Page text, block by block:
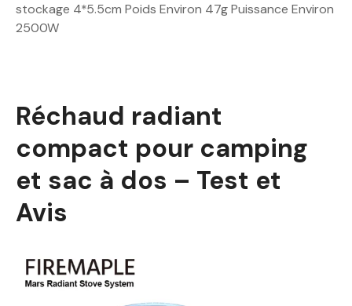
stockage 4*5.5cm Poids Environ 47g Puissance Environ
2500W
Réchaud radiant
compact pour camping
et sac à dos – Test et
Avis